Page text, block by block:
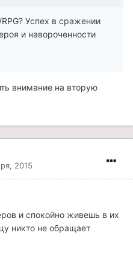
Успех в сражении
и навороченности
внимание на вторую
2015
и спокойно живешь в их
никто не обращает